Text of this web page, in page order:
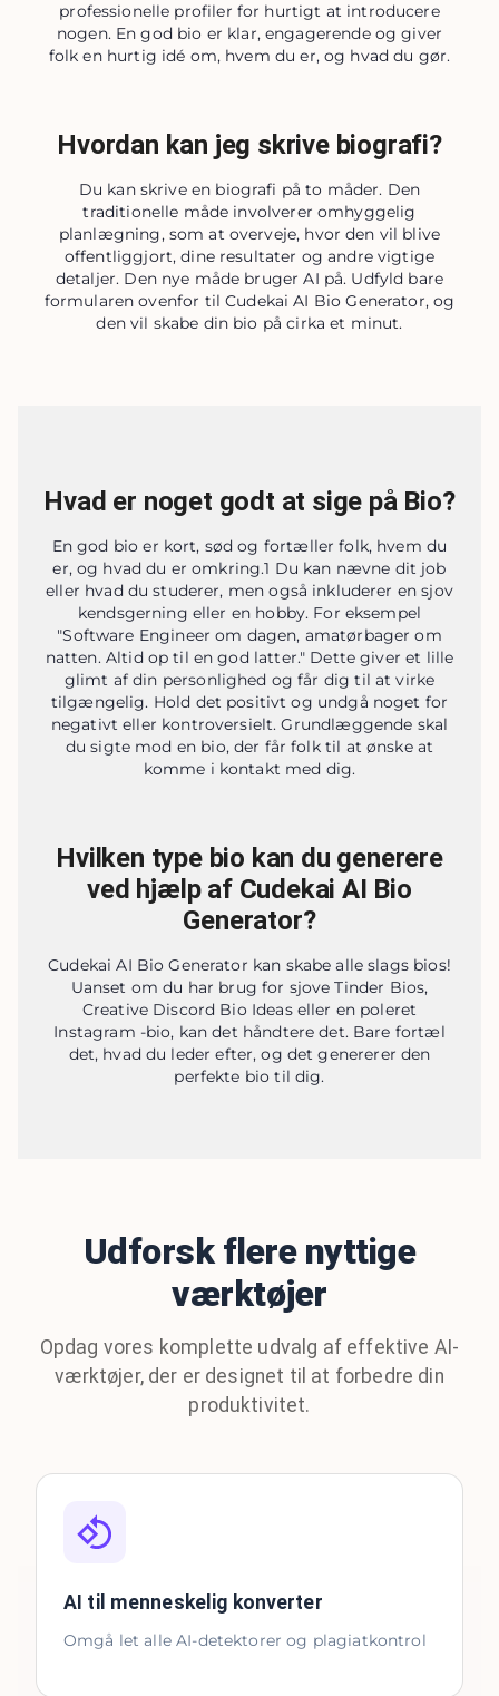
professionelle profiler for hurtigt at introducere
nogen. En god bio er klar, engagerende og giver
folk en hurtig idé om, hvem du er, og hvad du gør.
Hvordan kan jeg skrive biografi?
Du kan skrive en biografi på to måder. Den
traditionelle måde involverer omhyggelig
planlægning, som at overveje, hvor den vil blive
offentliggjort, dine resultater og andre vigtige
detaljer. Den nye måde bruger AI på. Udfyld bare
formularen ovenfor til Cudekai AI Bio Generator, og
den vil skabe din bio på cirka et minut.
Hvad er noget godt at sige på Bio?
En god bio er kort, sød og fortæller folk, hvem du
er, og hvad du er omkring.1 Du kan nævne dit job
eller hvad du studerer, men også inkluderer en sjov
kendsgerning eller en hobby. For eksempel
"Software Engineer om dagen, amatørbager om
natten. Altid op til en god latter." Dette giver et lille
glimt af din personlighed og får dig til at virke
tilgængelig. Hold det positivt og undgå noget for
negativt eller kontroversielt. Grundlæggende skal
du sigte mod en bio, der får folk til at ønske at
komme i kontakt med dig.
Hvilken type bio kan du generere
ved hjælp af Cudekai AI Bio
Generator?
Cudekai AI Bio Generator kan skabe alle slags bios!
Uanset om du har brug for sjove Tinder Bios,
Creative Discord Bio Ideas eller en poleret
Instagram -bio, kan det håndtere det. Bare fortæl
det, hvad du leder efter, og det genererer den
perfekte bio til dig.
Udforsk flere nyttige
værktøjer
Opdag vores komplette udvalg af effektive AI-
værktøjer, der er designet til at forbedre din
produktivitet.
AI til menneskelig konverter
Omgå let alle AI-detektorer og plagiatkontrol